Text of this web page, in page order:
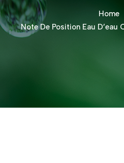
Home
Note De Position Eau D’eau